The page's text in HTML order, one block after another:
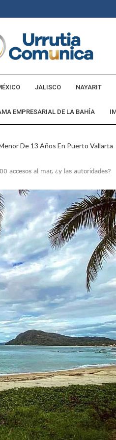
JALISCO NAYARIT
EMPRESARIAL DE LA BAHÍA
De 13 Años En Puerto Vallarta
Con Nuevo Auditorio
Con Nuevos Cargos Y Objetivos
Desaparecido En Puerto Vallarta
Las Descargas Residuales Al Mar
Por Incendios Históricos
Vallarta; Será Financiado Por
¿para Quiénes Aplica Y Cómo
Pipa En Tlaquepaque (VIDEO)
A Puerto Vallarta Y
El Salado Por Su 26 Aniversario
Awards 2026 En Ciudad De México
Vallarta Para Emprendedores Y
Del PAN Vallarta Para El 2027
Del Centro De Puerto Vallarta
Personal De Servicios Eficientes
Y Ambiente Caluroso
La Comunidad LGBT+ En Puerto
En La Colonia Primero De
Toneladas De Ayuda Humanitaria
accesos al mar, ¿y las autoridades?